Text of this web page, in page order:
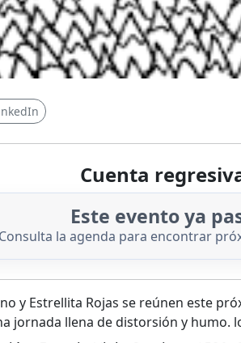
Cuenta
Este evento ya
Consulta la agenda para encontrar
y Estrellita Rojas se reúnen este
jornada llena de distorsión y humo.